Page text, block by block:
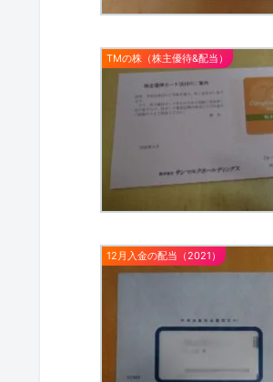
TMの株（株主優待&配当）
12月入金の配当（2021）